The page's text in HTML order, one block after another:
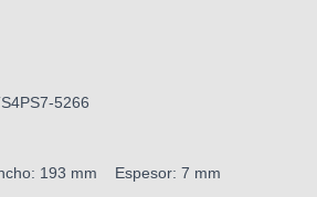
5266
193 mm Espesor: 7 mm